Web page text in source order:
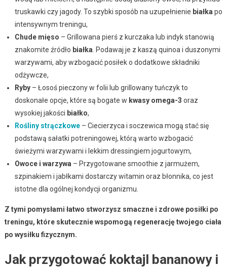
truskawki czy jagody. To szybki sposób na uzupełnienie białkapo
intensywnym treningu,
Chude mięso – Grillowana pierś z kurczaka lub indyk stanowią
znakomite źródło białka. Podawaj je z kaszą quinoa i duszonymi
warzywami, aby wzbogacić posiłek o dodatkowe składniki
odżywcze,
Ryby– Łosoś pieczony w folii lub grillowany tuńczyk to
doskonałe opcje, które są bogate w kwasy omega-3 oraz
wysokiej jakości białko,
Rośliny strączkowe– Ciecierzyca i soczewica mogą stać się
podstawą sałatki potreningowej, którą warto wzbogacić
świeżymi warzywami i lekkim dressingiem jogurtowym,
Owoce i warzywa– Przygotowane smoothie z jarmużem,
szpinakiem i jabłkami dostarczy witamin oraz błonnika, co jest
istotne dla ogólnej kondycji organizmu.
Z tymi pomysłami łatwo stworzysz smaczne i zdrowe posiłki po
treningu, które skutecznie wspomogą regenerację twojego ciała
po wysiłku fizycznym.
Jak przygotować koktajl bananowy i